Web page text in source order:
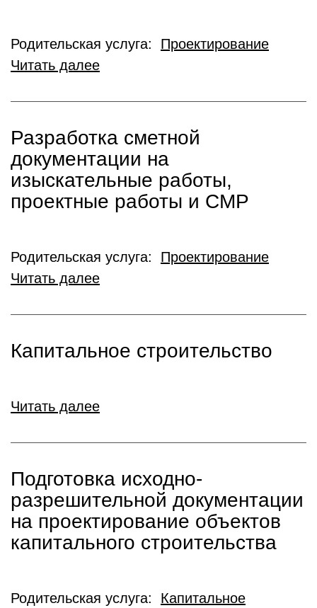
Родительская услуга: Проектирование
Читать далее
Разработка сметной
документации на
изыскательные работы,
проектные работы и СМР
Родительская услуга: Проектирование
Читать далее
Капитальное строительство
Читать далее
Подготовка исходно-
разрешительной документации
на проектирование объектов
капитального строительства
Родительская услуга: Капитальное